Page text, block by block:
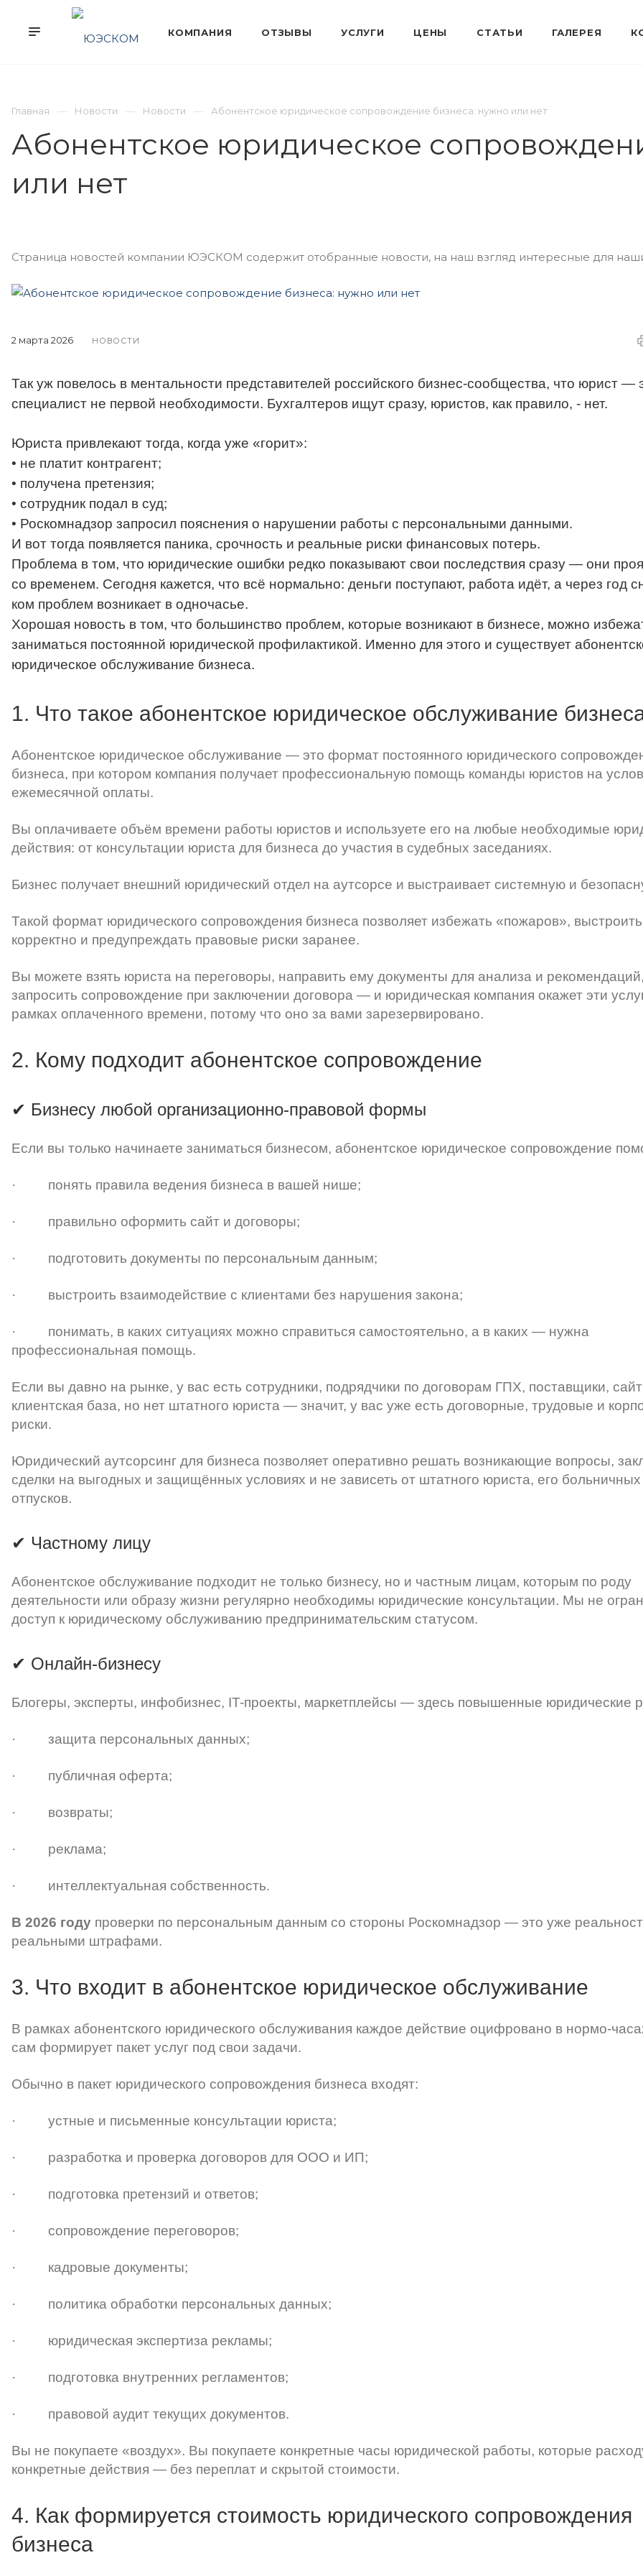
Главная Новости Новости Абонентское юридическое сопровождение бизнеса: нужно или нет
Абонентское юридическое
или нет
Страница новостей компании ЮЭСКОМ содержит отобранные новости, на наш взгляд интересные для
2 марта 2026 НОВОСТИ
Так уж повелось в ментальности представителей российского бизнес-сообщества, что юрист —
специалист не первой необходимости. Бухгалтеров ищут сразу, юристов, как правило, - нет.
Юриста привлекают тогда, когда уже «горит»:
• не платит контрагент;
• получена претензия;
• сотрудник подал в суд;
• Роскомнадзор запросил пояснения о нарушении работы с персональными данными.
И вот тогда появляется паника, срочность и реальные риски финансовых потерь.
Проблема в том, что юридические ошибки редко показывают свои последствия сразу — они
со временем. Сегодня кажется, что всё нормально: деньги поступают, работа идёт, а через год
ком проблем возникает в одночасье.
Хорошая новость в том, что большинство проблем, которые возникают в бизнесе, можно
заниматься постоянной юридической профилактикой. Именно для этого и существует
юридическое обслуживание бизнеса.
1. Что такое абонентское юридическое обслуживание
Абонентское юридическое обслуживание — это формат постоянного юридического
бизнеса, при котором компания получает профессиональную помощь команды юристов на
ежемесячной оплаты.
Вы оплачиваете объём времени работы юристов и используете его на любые необходимые
действия: от консультации юриста для бизнеса до участия в судебных заседаниях.
Бизнес получает внешний юридический отдел на аутсорсе и выстраивает системную и
Такой формат юридического сопровождения бизнеса позволяет избежать «пожаров»,
корректно и предупреждать правовые риски заранее.
Вы можете взять юриста на переговоры, направить ему документы для анализа и рекомендаций,
запросить сопровождение при заключении договора — и юридическая компания окажет эти
рамках оплаченного времени, потому что оно за вами зарезервировано.
2. Кому подходит абонентское сопровождение
✔ Бизнесу любой организационно-правовой формы
Если вы только начинаете заниматься бизнесом, абонентское юридическое сопровождение
· понять правила ведения бизнеса в вашей нише;
· правильно оформить сайт и договоры;
· подготовить документы по персональным данным;
· выстроить взаимодействие с клиентами без нарушения закона;
· понимать, в каких ситуациях можно справиться самостоятельно, а в каких — нужна
профессиональная помощь.
Если вы давно на рынке, у вас есть сотрудники, подрядчики по договорам ГПХ, поставщики,
клиентская база, но нет штатного юриста — значит, у вас уже есть договорные, трудовые и
риски.
Юридический аутсорсинг для бизнеса позволяет оперативно решать возникающие вопросы,
сделки на выгодных и защищённых условиях и не зависеть от штатного юриста, его больничных
отпусков.
✔ Частному лицу
Абонентское обслуживание подходит не только бизнесу, но и частным лицам, которым по роду
деятельности или образу жизни регулярно необходимы юридические консультации. Мы не
доступ к юридическому обслуживанию предпринимательским статусом.
✔ Онлайн-бизнесу
Блогеры, эксперты, инфобизнес, IT-проекты, маркетплейсы — здесь повышенные юридические
· защита персональных данных;
· публичная оферта;
· возвраты;
· реклама;
· интеллектуальная собственность.
В 2026 году проверки по персональным данным со стороны Роскомнадзор — это уже
реальными штрафами.
3. Что входит в абонентское юридическое обслуживание
В рамках абонентского юридического обслуживания каждое действие оцифровано в нормо-
сам формирует пакет услуг под свои задачи.
Обычно в пакет юридического сопровождения бизнеса входят:
· устные и письменные консультации юриста;
· разработка и проверка договоров для ООО и ИП;
· подготовка претензий и ответов;
· сопровождение переговоров;
· кадровые документы;
· политика обработки персональных данных;
· юридическая экспертиза рекламы;
· подготовка внутренних регламентов;
· правовой аудит текущих документов.
Вы не покупаете «воздух». Вы покупаете конкретные часы юридической работы, которые
конкретные действия — без переплат и скрытой стоимости.
4. Как формируется стоимость юридического сопровождения
бизнеса